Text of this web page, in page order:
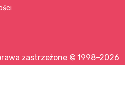
zastrzeżone © 1998–2026